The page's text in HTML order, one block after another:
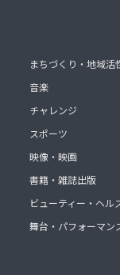
まちづくり・地域活
音楽
チャレンジ
スポーツ
映像・映画
書籍・雑誌出版
ビューティー・ヘル
舞台・パフォーマン